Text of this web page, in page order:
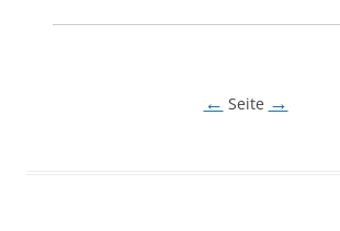
← Seite →